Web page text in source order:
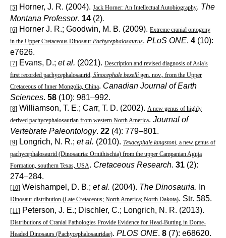
[5] Horner, J. R. (2004). Jack Horner: An Intellectual Autobiography. The
Montana Professor. 14 (2).
[6] Horner J. R.; Goodwin, M. B. (2009). Extreme cranial ontogeny
in the Upper Cretaceous Dinosaur Pachycephalosaurus. PLoS ONE. 4 (10):
e7626.
[7] Evans, D.; et al. (2021). Description and revised diagnosis of Asia’s
first recorded pachycephalosaurid, Sinocephale bexelli gen. nov., from the Upper
Cretaceous of Inner Mongolia, China. Canadian Journal of Earth
Sciences. 58 (10): 981–992.
[8] Williamson, T. E.; Carr, T. D. (2002). A new genus of highly
derived pachycephalosaurian from western North America. Journal of
Vertebrate Paleontology. 22 (4): 779–801.
[9] Longrich, N. R.; et al. (2010). Texacephale langstoni, a new genus of
pachycephalosaurid (Dinosauria: Ornithischia) from the upper Campanian Aguja
Formation, southern Texas, USA. Cretaceous Research. 31 (2):
274–284.
[10] Weishampel, D. B.; et al. (2004). The Dinosauria. In
Dinosaur distribution (Late Cretaceous; North America; North Dakota). Str. 585.
[11] Peterson, J. E.; Dischler, C.; Longrich, N. R. (2013).
Distributions of Cranial Pathologies Provide Evidence for Head-Butting in Dome-
Headed Dinosaurs (Pachycephalosauridae). PLOS ONE. 8 (7): e68620.